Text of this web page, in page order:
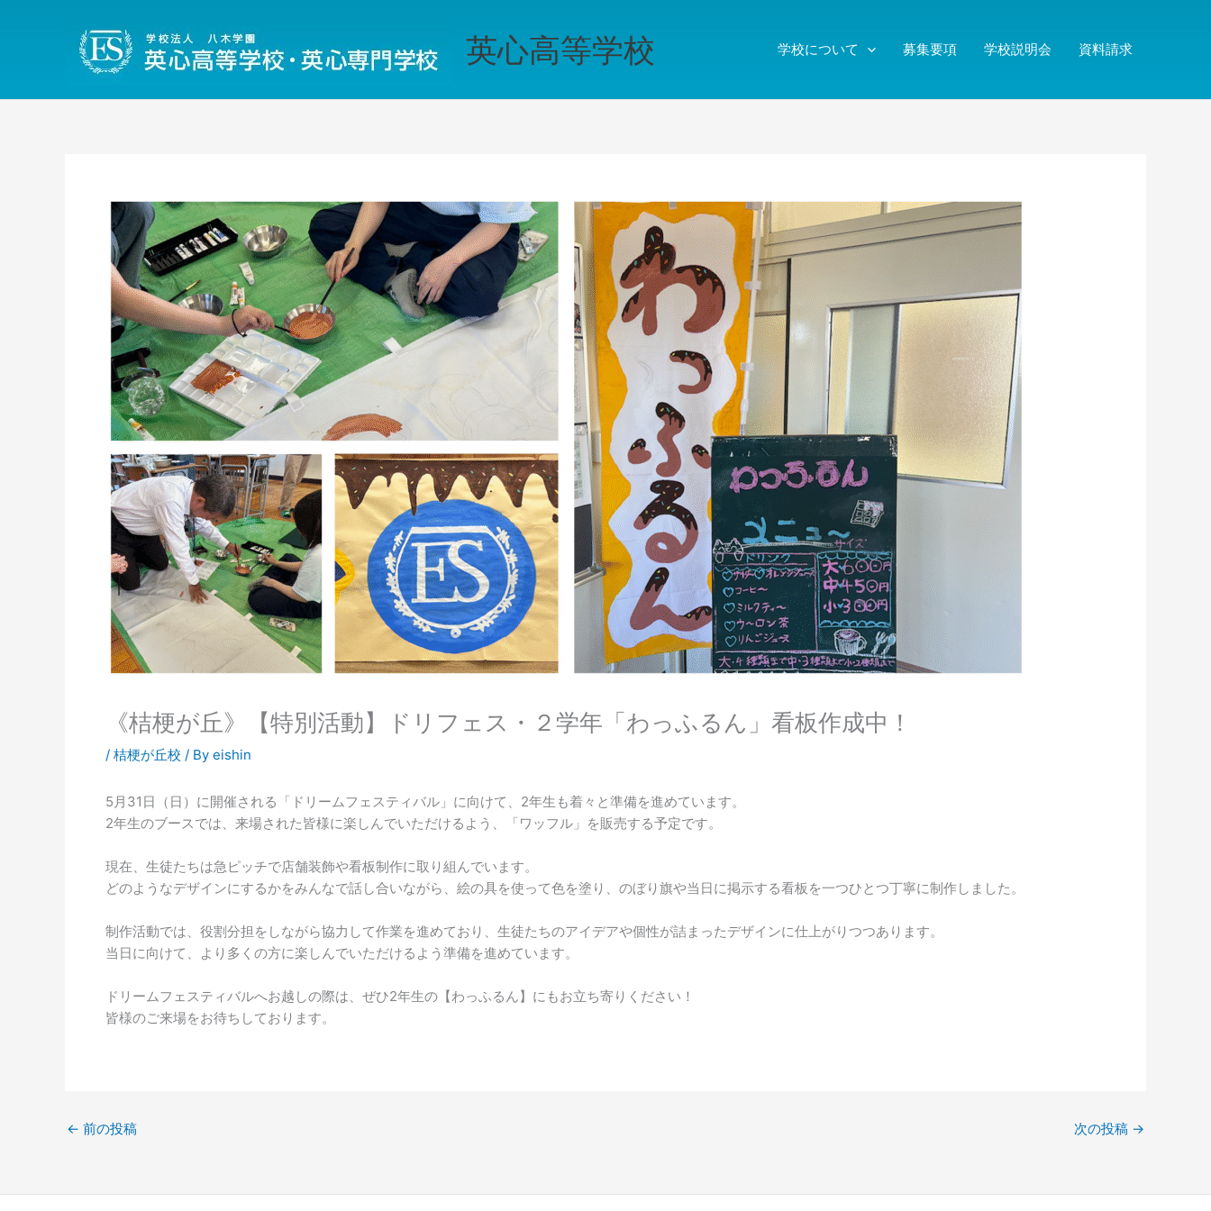
キ
英心高等学校 学校について 募集要項 学校説明会 資料請求
《桔梗が丘》【特別活動】ドリフェス・２学年「わっふるん」看板作成中！
/ 桔梗が丘校 / By eishin
5月31日（日）に開催される「ドリームフェスティバル」に向けて、2年生も着々と準備を進めています。
2年生のブースでは、来場された皆様に楽しんでいただけるよう、「ワッフル」を販売する予定です。
現在、生徒たちは急ピッチで店舗装飾や看板制作に取り組んでいます。
どのようなデザインにするかをみんなで話し合いながら、絵の具を使って色を塗り、のぼり旗や当日に掲示する看板を一つひとつ丁寧に制作しました。
制作活動では、役割分担をしながら協力して作業を進めており、生徒たちのアイデアや個性が詰まったデザインに仕上がりつつあります。
当日に向けて、より多くの方に楽しんでいただけるよう準備を進めています。
ドリームフェスティバルへお越しの際は、ぜひ2年生の【わっふるん】にもお立ち寄りください！
皆様のご来場をお待ちしております。
← 前の投稿 次の投稿 →